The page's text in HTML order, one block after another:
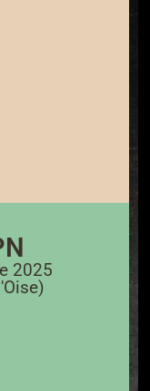
2025